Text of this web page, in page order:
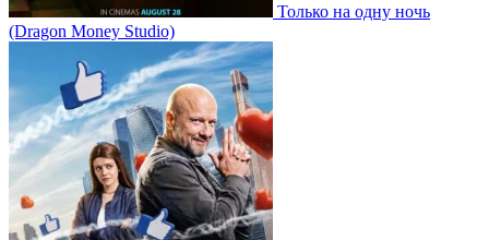
Только на одну ночь
(Dragon Money Studio)